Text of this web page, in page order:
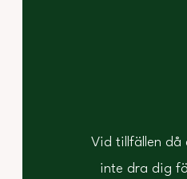
Vid tillfällen då
inte dra dig